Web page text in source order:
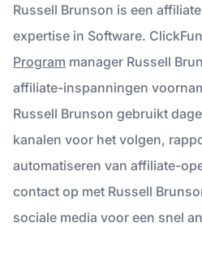
Russell Brunson is een
expertise in Software.
Program manager Russell
affiliate-inspanningen
Russell Brunson gebruikt
kanalen voor het volgen,
automatiseren van affiliate-
contact op met Russell
sociale media voor een snel